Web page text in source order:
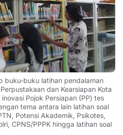
buku-buku latihan pendalaman
dan Kearsiapan Kota
Pojok Persiapan (PP) tes
tema antara lain latihan soal
Potensi Akademik, Psikotes,
CPNS/PPPK hingga latihan soal